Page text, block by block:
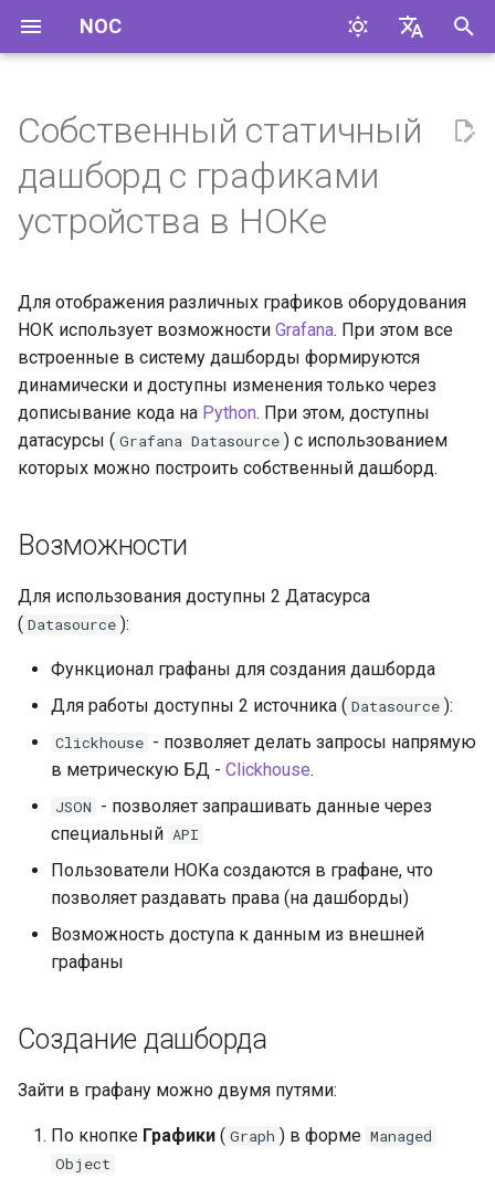
NOC
Русский
ц
и
л
и
з
ц
я
п
о
Возможности
Создание дашборда
JSON Datasource
Добавление переменных
Собственный статичный
дашборд с графиками
устройства в НОКе
Для отображения различных графиков оборудования
НОК использует возможности Grafana. При этом все
встроенные в систему дашборды формируются
динамически и доступны изменения только через
дописывание кода на Python. При этом, доступны
датасурсы ( Grafana Datasource ) с использованием
которых можно построить собственный дашборд.
Возможности
Для использования доступны 2 Датасурса
( Datasource ):
Функционал графаны для создания дашборда
Для работы доступны 2 источника ( Datasource ):
Clickhouse - позволяет делать запросы напрямую
в метрическую БД - Clickhouse.
JSON - позволяет запрашивать данные через
специальный API
Пользователи НОКа создаются в графане, что
позволяет раздавать права (на дашборды)
Возможность доступа к данным из внешней
графаны
Создание дашборда
Зайти в графану можно двумя путями:
По кнопке Графики ( Graph ) в форме Managed
Object